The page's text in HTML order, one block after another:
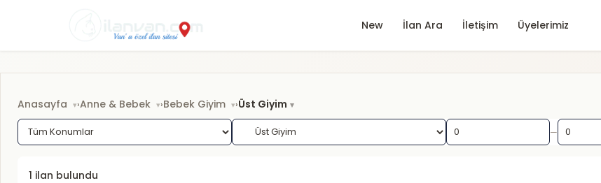
New İlan Ara İletişim Üyelerimiz
Anasayfa ›Anne & Bebek ›Bebek Giyim ›Üst Giyim
—
1 ilan bulundu